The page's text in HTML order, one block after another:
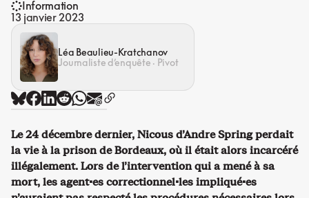
Information
13 janvier 2023
Léa Beaulieu-Kratchanov
Journaliste d’enquête · Pivot
Le 24 décembre dernier, Nicous d’Andre Spring perdait
la vie à la prison de Bordeaux, où il était alors incarcéré
illégalement. Lors de l’intervention qui a mené à sa
mort, les agent·es correctionnel·les impliqué·es